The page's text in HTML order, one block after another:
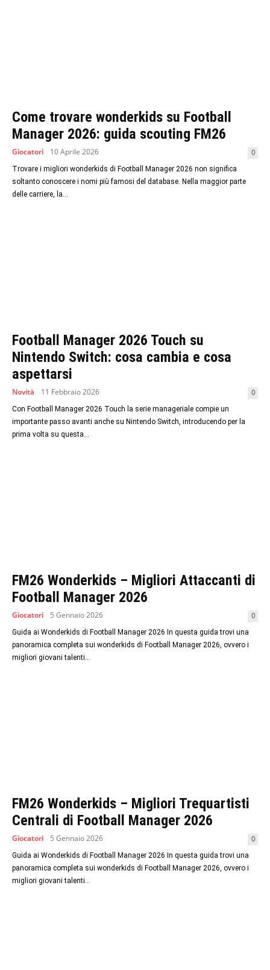
Come trovare wonderkids su Football
Manager 2026: guida scouting FM26
Giocatori 10 Aprile 2026 0
Trovare i migliori wonderkids di Football Manager 2026 non significa
soltanto conoscere i nomi più famosi del database. Nella maggior parte
delle carriere, la...
Football Manager 2026 Touch su
Nintendo Switch: cosa cambia e cosa
aspettarsi
Novità 11 Febbraio 2026 0
Con Football Manager 2026 Touch la serie manageriale compie un
importante passo avanti anche su Nintendo Switch, introducendo per la
prima volta su questa...
FM26 Wonderkids – Migliori Attaccanti di
Football Manager 2026
Giocatori 5 Gennaio 2026 0
Guida ai Wonderkids di Football Manager 2026 In questa guida trovi una
panoramica completa sui wonderkids di Football Manager 2026, ovvero i
migliori giovani talenti...
FM26 Wonderkids – Migliori Trequartisti
Centrali di Football Manager 2026
Giocatori 5 Gennaio 2026 0
Guida ai Wonderkids di Football Manager 2026 In questa guida trovi una
panoramica completa sui wonderkids di Football Manager 2026, ovvero i
migliori giovani talenti...